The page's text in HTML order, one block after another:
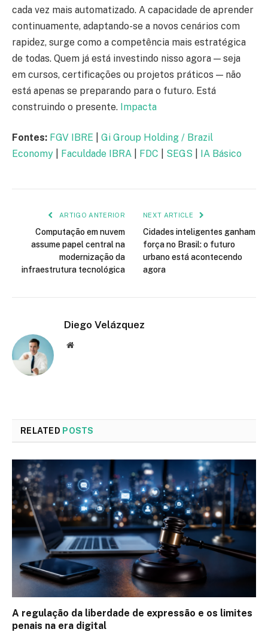
cada vez mais automatizado. A capacidade de aprender
continuamente, adaptando-se a novos cenários com
rapidez, surge como a competência mais estratégica
de todas. Quem já está investindo nisso agora — seja
em cursos, certificações ou projetos práticos — não
está apenas se preparando para o futuro. Está
construindo o presente. Impacta
Fontes: FGV IBRE
Gi Group Holding / Brazil
Economy
Faculdade IBRA FDC SEGS IA Básico
ARTIGO ANTERIOR
Computação em nuvem
assume papel central na
modernização da
infraestrutura tecnológica
NEXT ARTICLE
Cidades inteligentes ganham
força no Brasil: o futuro
urbano está acontecendo
agora
Diego Velázquez
Website
RELATED POSTS
A regulação da liberdade de expressão e os limites
penais na era digital